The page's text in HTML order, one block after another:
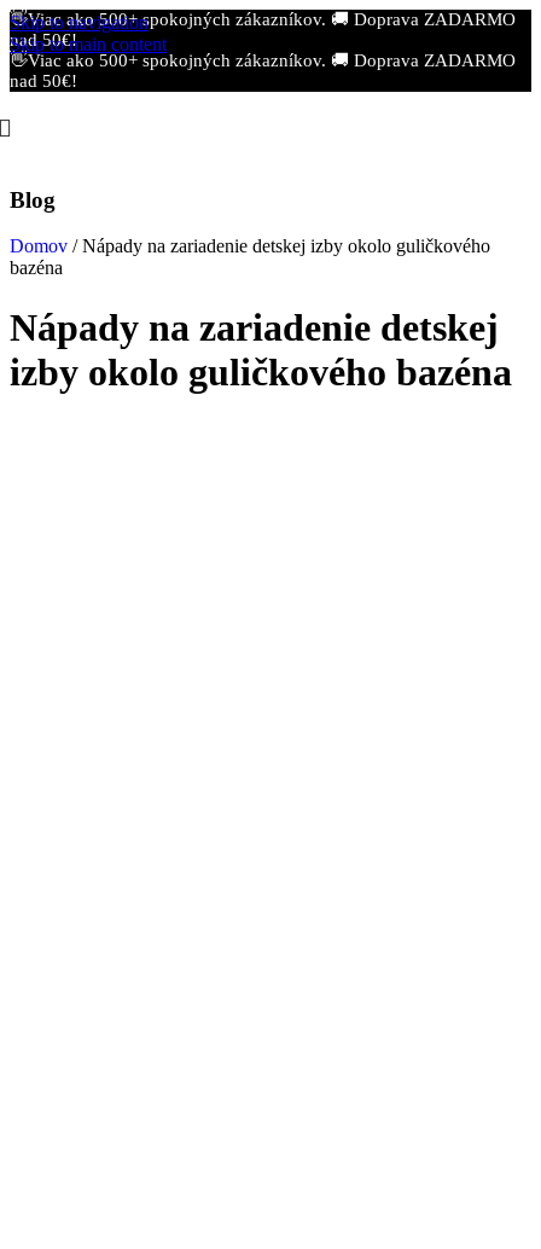
Skip to navigation
Skip to main content
👋Viac ako 500+ spokojných zákazníkov. 🚚 Doprava ZADARMO
nad 50€!
👋Viac ako 500+ spokojných zákazníkov. 🚚 Doprava ZADARMO
nad 50€!
Blog
Domov /Nápady na zariadenie detskej izby okolo guličkového
bazéna
Nápady na zariadenie detskej
izby okolo guličkového bazéna